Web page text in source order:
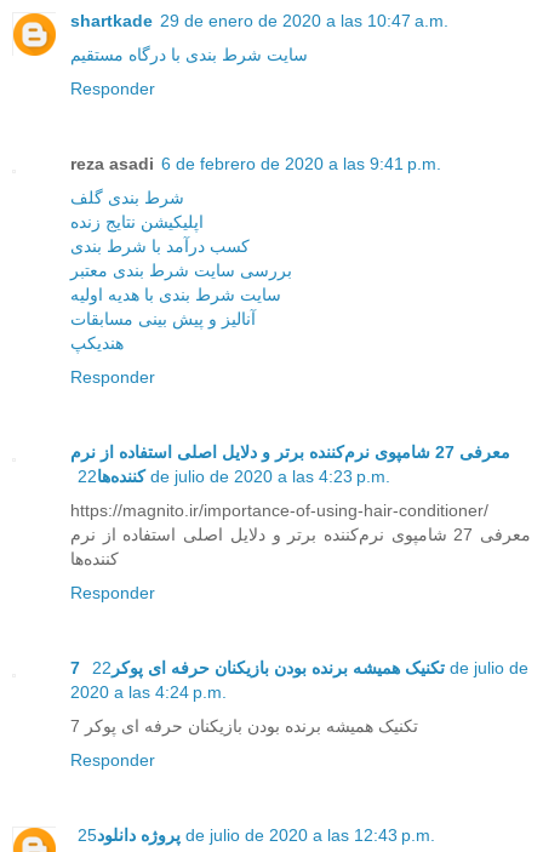
shartkade 29 de enero de 2020 a las 10:47 a.m.
سایت شرط بندی با درگاه مستقیم
Responder
reza asadi 6 de febrero de 2020 a las 9:41 p.m.
شرط بندی گلف
اپلیکیشن نتایج زنده
کسب درآمد با شرط بندی
بررسی سایت شرط بندی معتبر
سایت شرط بندی با هدیه اولیه
آنالیز و پیش بینی مسابقات
هندیکپ
Responder
معرفی 27 شامپوی نرم‌کننده برتر و دلایل اصلی استفاده از نرم
کننده‌ها22 de julio de 2020 a las 4:23 p.m.
https://magnito.ir/importance-of-using-hair-conditioner/
معرفی 27 شامپوی نرم‌کننده برتر و دلایل اصلی استفاده از نرم
کننده‌ها
Responder
7 تکنیک همیشه برنده بودن بازیکنان حرفه ای پوکر 22 de julio de
2020 a las 4:24 p.m.
7 تکنیک همیشه برنده بودن بازیکنان حرفه ای پوکر
Responder
پروژه دانلود 25 de julio de 2020 a las 12:43 p.m.